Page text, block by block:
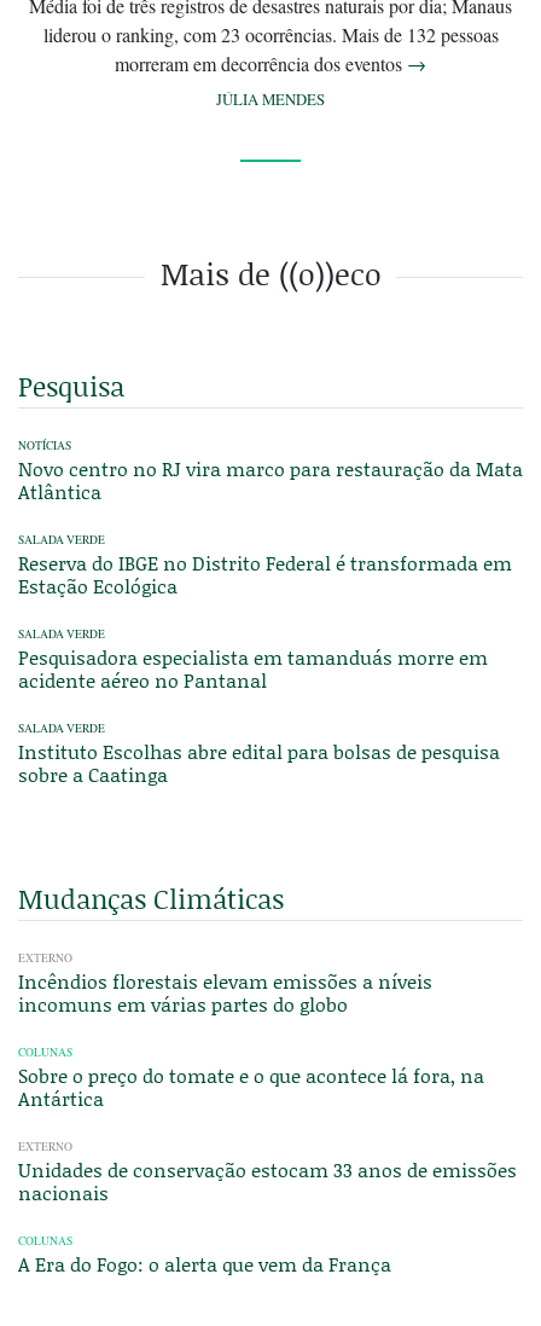
Média foi de três registros de desastres naturais por dia; Manaus
liderou o ranking, com 23 ocorrências. Mais de 132 pessoas
morreram em decorrência dos eventos →
JÚLIA MENDES
Mais de ((o))eco
Pesquisa
NOTÍCIAS
Novo centro no RJ vira marco para restauração da Mata
Atlântica
SALADA VERDE
Reserva do IBGE no Distrito Federal é transformada em
Estação Ecológica
SALADA VERDE
Pesquisadora especialista em tamanduás morre em
acidente aéreo no Pantanal
SALADA VERDE
Instituto Escolhas abre edital para bolsas de pesquisa
sobre a Caatinga
Mudanças Climáticas
EXTERNO
Incêndios florestais elevam emissões a níveis
incomuns em várias partes do globo
COLUNAS
Sobre o preço do tomate e o que acontece lá fora, na
Antártica
EXTERNO
Unidades de conservação estocam 33 anos de emissões
nacionais
COLUNAS
A Era do Fogo: o alerta que vem da França